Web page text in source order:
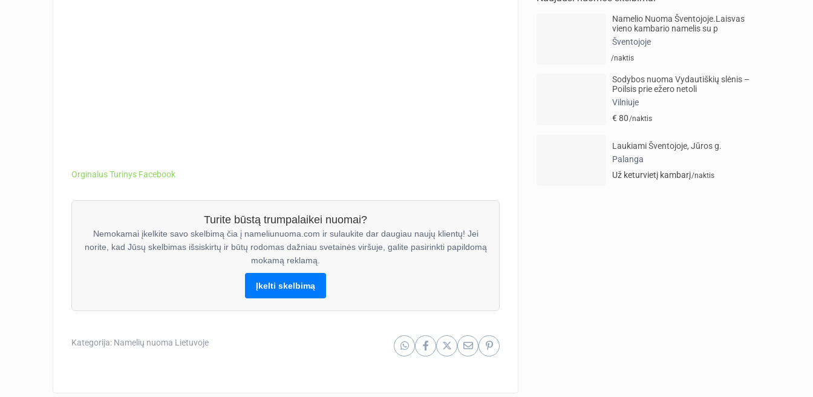
Orginalus Turinys Facebook
Turite būstą trumpalaikei nuomai?
Nemokamai įkelkite savo skelbimą čia į nameliunuoma.com ir sulaukite dar daugiau naujų klientų! Jei
norite, kad Jūsų skelbimas išsiskirtų ir būtų rodomas dažniau svetainės viršuje, galite pasirinkti papildomą
mokamą reklamą.
Įkelti skelbimą
Kategorija: Namelių nuoma Lietuvoje
Namelio Nuoma Šventojoje.Laisvas
vieno kambario namelis su p
Šventojoje
/naktis
Sodybos nuoma Vydautiškių slėnis –
Poilsis prie ežero netoli
Vilniuje
€ 80/naktis
Laukiami Šventojoje, Jūros g.
Palanga
Už keturvietį kambarį/naktis